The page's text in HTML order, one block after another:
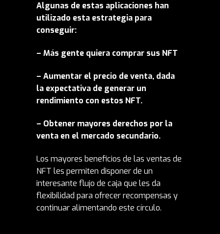
Algunas de estas aplicaciones han
utilizado esta estrategia para
conseguir:
– Más gente quiera comprar sus NFT
– Aumentar el precio de venta, dada
la expectativa de generar un
rendimiento con estos NFT.
– Obtener mayores derechos por la
venta en el mercado secundario.
Los mayores beneficios de las ventas de
NFT les permiten disponer de un
interesante flujo de caja que les da
flexibilidad para ofrecer recompensas y
continuar alimentando este círculo.